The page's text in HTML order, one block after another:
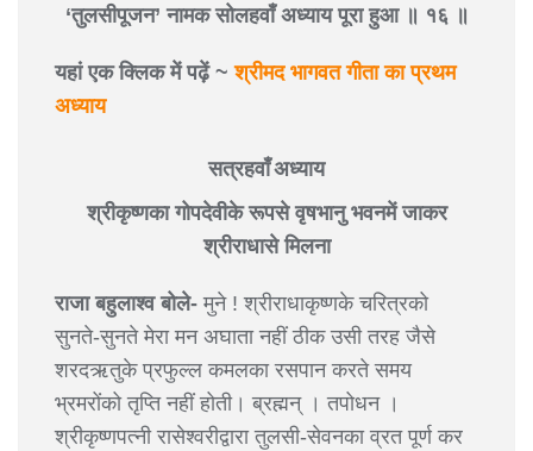
‘तुलसीपूजन’ नामक सोलहवाँ अध्याय पूरा हुआ ॥ १६ ॥
यहां एक क्लिक में पढ़ें ~श्रीमद भागवत गीता का प्रथम
अध्याय
सत्रहवाँ अध्याय
श्रीकृष्णका गोपदेवीके रूपसे वृषभानु भवनमें जाकर
श्रीराधासे मिलना
राजा बहुलाश्व बोले- मुने ! श्रीराधाकृष्णके चरित्रको
सुनते-सुनते मेरा मन अघाता नहीं ठीक उसी तरह जैसे
शरद‌ऋतुके प्रफुल्ल कमलका रसपान करते समय
भ्रमरोंको तृप्ति नहीं होती। ब्रह्मन् । तपोधन ।
श्रीकृष्णपत्नी रासेश्वरीद्वारा तुलसी-सेवनका व्रत पूर्ण कर